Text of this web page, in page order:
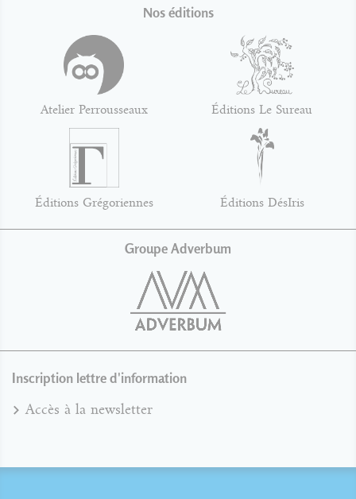
Nos éditions
Atelier Perrousseaux Éditions Le Sureau
Éditions Grégoriennes Éditions DésIris
Groupe Adverbum
Inscription lettre d'information
Accès à la newsletter